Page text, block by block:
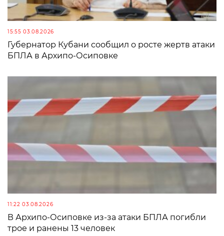
15:55 03.08.2026
Губернатор Кубани сообщил о росте жертв атаки
БПЛА в Архипо-Осиповке
11:22 03.08.2026
В Архипо-Осиповке из-за атаки БПЛА погибли
трое и ранены 13 человек